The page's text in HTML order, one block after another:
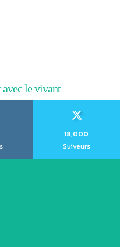
le vivant
18,000
Suiveurs